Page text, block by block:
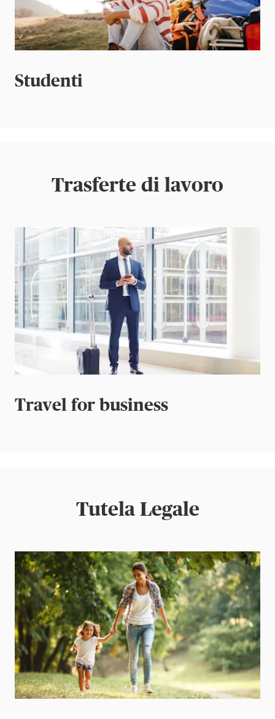
Studenti
Trasferte di lavoro
Travel for business
Tutela Legale